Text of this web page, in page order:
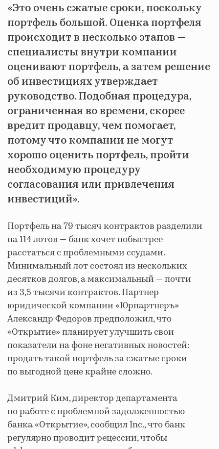
«Это очень сжатые сроки, поскольку
портфель большой. Оценка портфеля
происходит в несколько этапов —
специалисты внутри компании
оценивают портфель, а затем решение
об инвестициях утверждает
руководство. Подобная процедура,
ограниченная во времени, скорее
вредит продавцу, чем помогает,
потому что компании не могут
хорошо оценить портфель, пройти
необходимую процедуру
согласования или привлечения
инвестиций».
Портфель на 79 тысяч контрактов разделили
на 114 лотов — банк хочет побыстрее
расстаться с проблемными ссудами.
Минимальный лот состоял из нескольких
десятков долгов, а максимальный — почти
из 3,5 тысячи контрактов. Партнер
юридической компании «Юрпартнеръ»
Александр Федоров предположил, что
«Открытие» планирует улучшить свои
показатели на фоне негативных новостей:
продать такой портфель за сжатые сроки
по выгодной цене крайне сложно.
Дмитрий Ким, директор департамента
по работе с проблемной задолженностью
банка «Открытие», сообщил Inc., что банк
регулярно проводит рецессии, чтобы